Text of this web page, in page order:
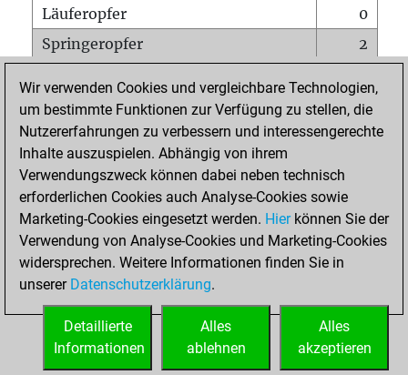
Läuferopfer
0
Springeropfer
2
Matt auf vollem Brett
0
Bauer setzt Matt
0
Erstickte Matts
Unterverwandlungen
Türme auf der siebten
0
STARTSEITE
Wir verwenden Cookies und vergleichbare Technologien,
um bestimmte Funktionen zur Verfügung zu stellen, die
Nutzererfahrungen zu verbessern und interessengerechte
Inhalte auszuspielen. Abhängig von ihrem
Verwendungszweck können dabei neben technisch
erforderlichen Cookies auch Analyse-Cookies sowie
Marketing-Cookies eingesetzt werden. Hierkönnen Sie der
Verwendung von Analyse-Cookies und Marketing-Cookies
widersprechen. Weitere Informationen finden Sie in
unserer Datenschutzerklärung.
Alles
akzeptieren
Alles
ablehnen
Detaillierte
Informationen